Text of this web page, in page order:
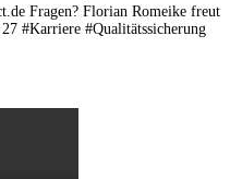
Fragen? Florian Romeike freut
#Karriere #Qualitätssicherung